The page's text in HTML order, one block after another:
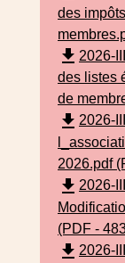
des
file_download 2026-
des listes
de
file_download 2026-
2026.pdf
file_download 2026-
(PDF -
file_download 2026-